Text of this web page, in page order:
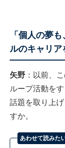
「個人の夢
ルのキャリア
矢野 ：以前、
ループ活動を
話題を取り上
すか。
あわせて読みた